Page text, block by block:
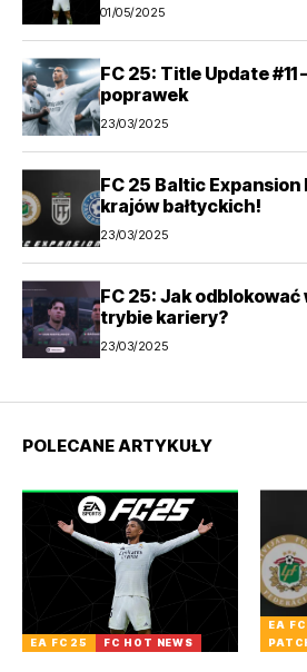
01/05/2025
FC 25: Title Update #11
poprawek
23/03/2025
FC 25 Baltic Expansion
krajów bałtyckich!
23/03/2025
FC 25: Jak
trybie kariery?
23/03/2025
POLECANE ARTYKUŁY
EA FC 25 FC HOT NEWS
EA